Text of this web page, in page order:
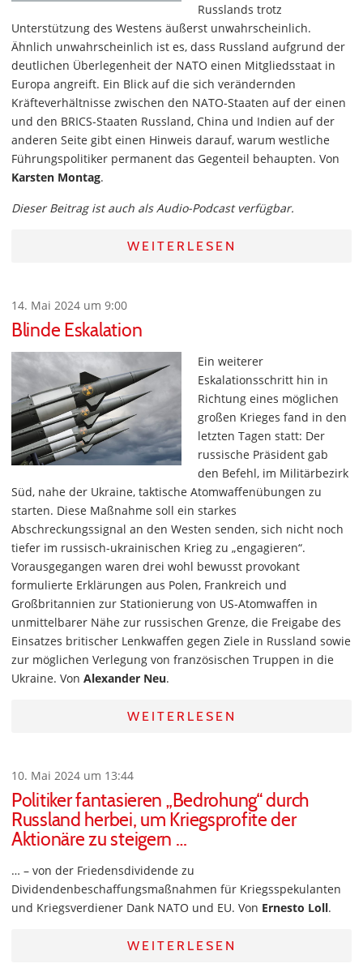
Russlands trotz
Unterstützung des Westens äußerst unwahrscheinlich.
Ähnlich unwahrscheinlich ist es, dass Russland aufgrund der
deutlichen Überlegenheit der NATO einen Mitgliedsstaat in
Europa angreift. Ein Blick auf die sich verändernden
Kräfteverhältnisse zwischen den NATO-Staaten auf der einen
und den BRICS-Staaten Russland, China und Indien auf der
anderen Seite gibt einen Hinweis darauf, warum westliche
Führungspolitiker permanent das Gegenteil behaupten. Von
Karsten Montag.
Dieser Beitrag ist auch als Audio-Podcast verfügbar.
WEITERLESEN
14. Mai 2024 um 9:00
Blinde Eskalation
Ein weiterer
Eskalationsschritt hin in
Richtung eines möglichen
großen Krieges fand in den
letzten Tagen statt: Der
russische Präsident gab
den Befehl, im Militärbezirk
Süd, nahe der Ukraine, taktische Atomwaffenübungen zu
starten. Diese Maßnahme soll ein starkes
Abschreckungssignal an den Westen senden, sich nicht noch
tiefer im russisch-ukrainischen Krieg zu „engagieren“.
Vorausgegangen waren drei wohl bewusst provokant
formulierte Erklärungen aus Polen, Frankreich und
Großbritannien zur Stationierung von US-Atomwaffen in
unmittelbarer Nähe zur russischen Grenze, die Freigabe des
Einsatzes britischer Lenkwaffen gegen Ziele in Russland sowie
zur möglichen Verlegung von französischen Truppen in die
Ukraine. Von Alexander Neu.
WEITERLESEN
10. Mai 2024 um 13:44
Politiker fantasieren „Bedrohung“ durch
Russland herbei, um Kriegsprofite der
Aktionäre zu steigern …
… – von der Friedensdividende zu
Dividendenbeschaffungsmaßnahmen für Kriegsspekulanten
und Kriegsverdiener Dank NATO und EU. Von Ernesto Loll.
WEITERLESEN